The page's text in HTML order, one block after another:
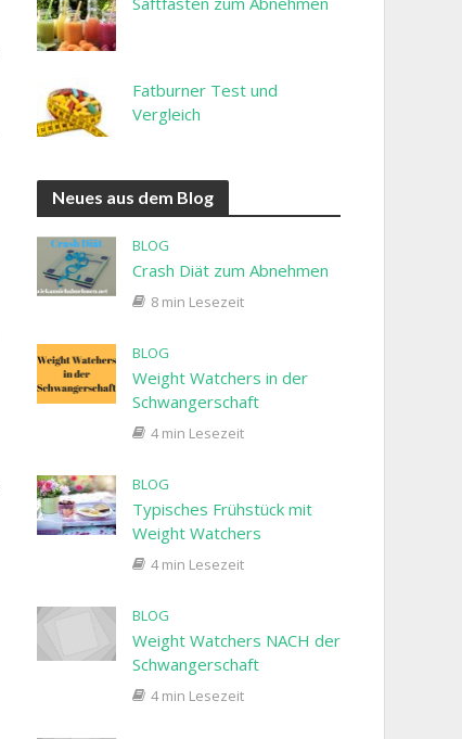
Fatburner Test und
Vergleich
Neues aus dem Blog
BLOG
Crash Diät zum Abnehmen
8 min Lesezeit
BLOG
Weight Watchers in der
Schwangerschaft
4 min Lesezeit
BLOG
Typisches Frühstück mit
Weight Watchers
4 min Lesezeit
BLOG
Weight Watchers NACH der
Schwangerschaft
4 min Lesezeit